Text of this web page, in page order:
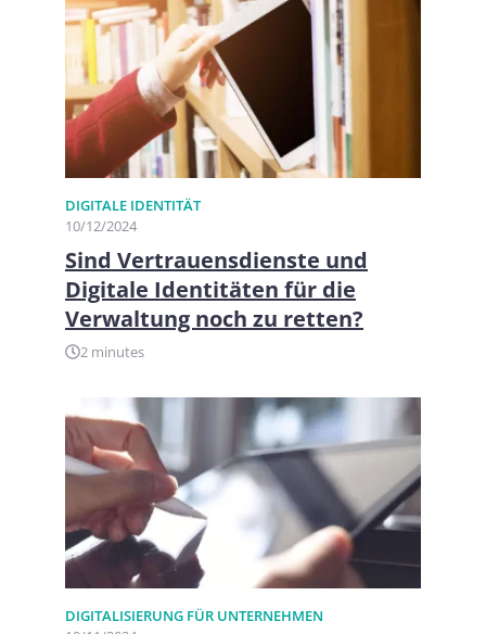
DIGITALE IDENTITÄT
10/12/2024
Sind Vertrauensdienste und
Digitale Identitäten für die
Verwaltung noch zu retten?
2 minutes
DIGITALISIERUNG FÜR UNTERNEHMEN​